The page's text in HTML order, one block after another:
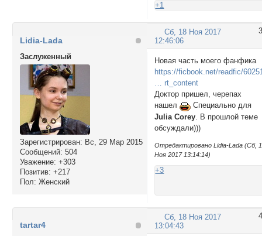
+1
3
Сб, 18 Ноя 2017
12:46:06
Lidia-Lada
Заслуженный
Зарегистрирован: Вс, 29 Мар 2015
Сообщений: 504
Уважение: +303
Позитив: +217
Пол: Женский
Новая часть моего фанфика
https://ficbook.net/readfic/
… rt_content
Доктор пришел, черепах
нашел
Специально для
Julia Corey . В прошлой теме
обсуждали)))
Отредактировано Lidia-Lada (Сб,
Ноя 2017 13:14:14)
+3
4
Сб, 18 Ноя 2017
13:04:43
tartar4